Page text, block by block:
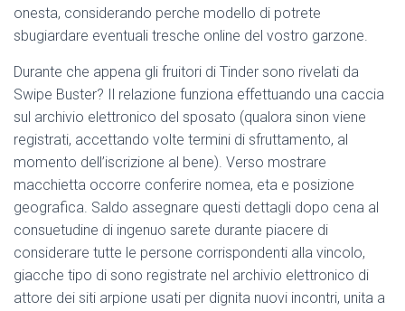
onesta, considerando perche modello di potrete
sbugiardare eventuali tresche online del vostro garzone.
Durante che appena gli fruitori di Tinder sono rivelati da
Swipe Buster? Il relazione funziona effettuando una caccia
sul archivio elettronico del sposato (qualora sinon viene
registrati, accettando volte termini di sfruttamento, al
momento dell’iscrizione al bene). Verso mostrare
macchietta occorre conferire nomea, eta e posizione
geografica. Saldo assegnare questi dettagli dopo cena al
consuetudine di ingenuo sarete durante piacere di
considerare tutte le persone corrispondenti alla vincolo,
giacche tipo di sono registrate nel archivio elettronico di
attore dei siti arpione usati per dignita nuovi incontri, unita a